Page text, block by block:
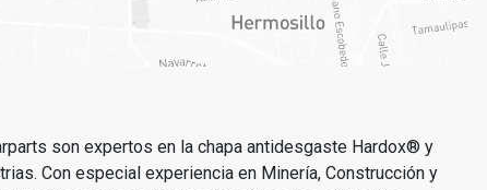
son expertos en la chapa antidesgaste Hardox® y
Con especial experiencia en Minería, Construcción y